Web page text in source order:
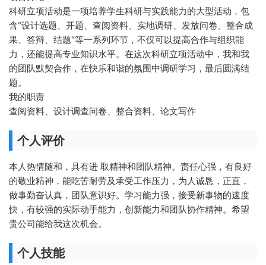
科研立项活动是一项培养学生科研与实践能力的大型活动，包
含“设计选题、开题、查阅资料、实地调研、发放问卷、整合成
果、答辩、结题“等一系列环节，不仅可以提高合作与组织能
力，还能提高专业知识水平。在这次科研立项活动中，我和我
的团队默契合作，在快乐和谐的氛围中调研学习，最后圆满结
题。
我的职责
查阅资料、设计调查问卷、整合资料、论文写作
个人评价
本人热情随和，具有进 取精神和团队精神。责任心强，有良好
的敬业精神，能吃苦耐劳及承受工作压力，为人诚恳，正直，
做事勤奋认真，团队意识好。学习能力强，接受新事物的速度
快，有较强的实际动手能力，创新能力和团队协作精神。希望
贵公司能给我这次机会。
个人技能